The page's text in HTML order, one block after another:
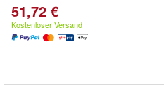
51,72 €
Kostenloser Versand